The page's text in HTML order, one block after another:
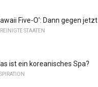
Five-O': Dann gegen jetzt
STAATEN
ist ein koreanisches Spa?